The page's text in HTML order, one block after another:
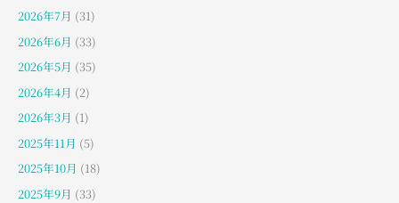
2026年7月 (31)
2026年6月 (33)
2026年5月 (35)
2026年4月 (2)
2026年3月 (1)
2025年11月 (5)
2025年10月 (18)
2025年9月 (33)